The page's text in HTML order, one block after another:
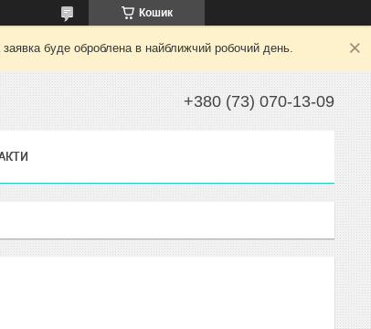
Кошик
буде оброблена в найближчий робочий день.
+380 (73) 070-13-09